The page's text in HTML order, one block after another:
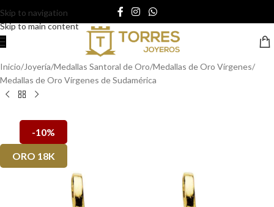
Skip to navigation
Skip to main content
Inicio/Joyería/Medallas Santoral de Oro/Medallas de Oro Vírgenes/
Medallas de Oro Vírgenes de Sudamérica
-10%
ORO 18K